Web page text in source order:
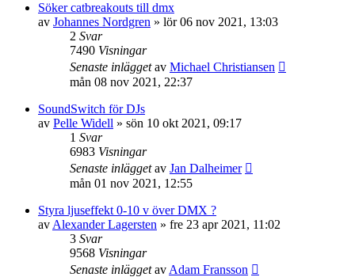
Söker catbreakouts till dmx
av Johannes Nordgren » lör 06 nov 2021, 13:03
2 Svar
7490 Visningar
Senaste inläggetav Michael Christiansen
mån 08 nov 2021, 22:37
SoundSwitch för DJs
av Pelle Widell » sön 10 okt 2021, 09:17
1 Svar
6983 Visningar
Senaste inläggetav Jan Dalheimer
mån 01 nov 2021, 12:55
Styra ljuseffekt 0-10 v över DMX ?
av Alexander Lagersten » fre 23 apr 2021, 11:02
3 Svar
9568 Visningar
Senaste inläggetav Adam Fransson